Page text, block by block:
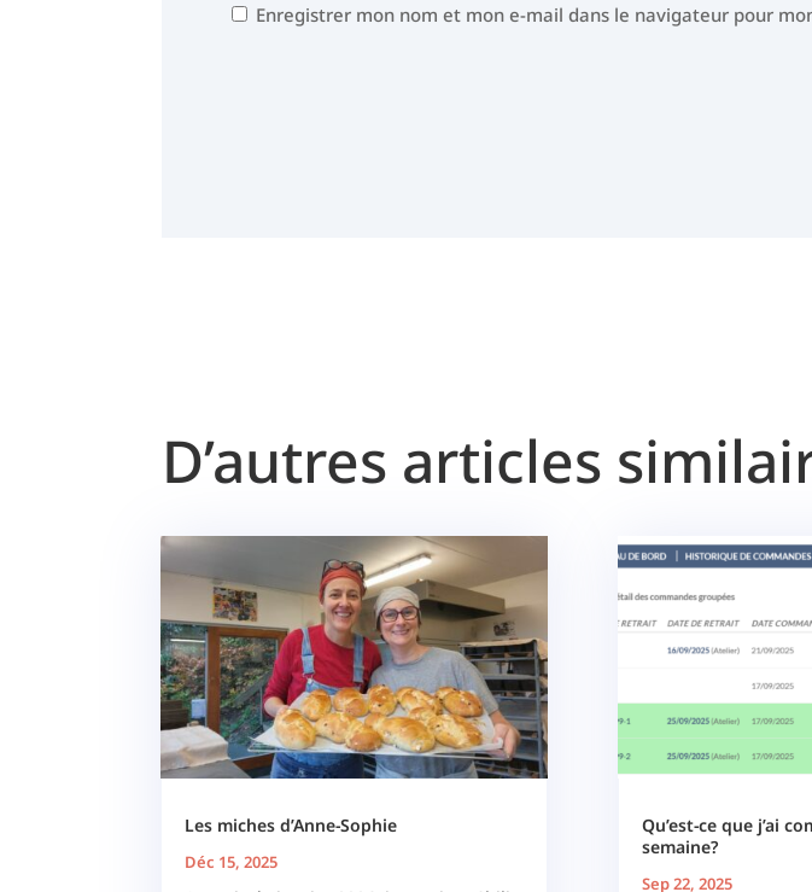
Enregistrer mon nom et mon e-mail dans le navigateur pour
D’autres articles
Les miches d’Anne-Sophie
Déc 15, 2025
Qu’est-ce que j’ai
semaine?
Sep 22, 2025